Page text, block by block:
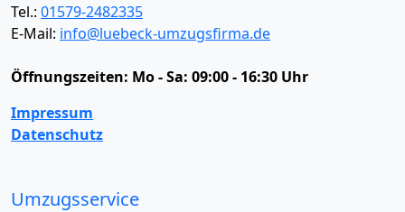
Tel.: 01579-2482335
E-Mail: info@luebeck-umzugsfirma.de
Öffnungszeiten: Mo - Sa: 09:00 - 16:30 Uhr
Impressum
Datenschutz
Umzugsservice